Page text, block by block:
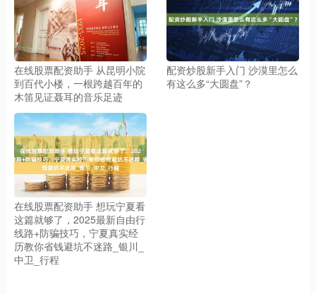
在线股票配资助手 从昆明小院
到百代小楼，一根跨越百年的
木笛见证聂耳的音乐足迹
配资炒股新手入门 沙漠里怎么
有这么多“大圆盘”？
在线股票配资助手 想玩宁夏看
这篇就够了，2025最新自由行
线路+防骗技巧，宁夏真实经
历教你省钱避坑不迷路_银川_
中卫_行程